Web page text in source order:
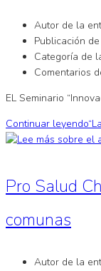
Autor de la
Publicación
Categoría de
Comentarios
EL Seminario
Continuar leyendo
Pro Salud
comunas
Autor de la